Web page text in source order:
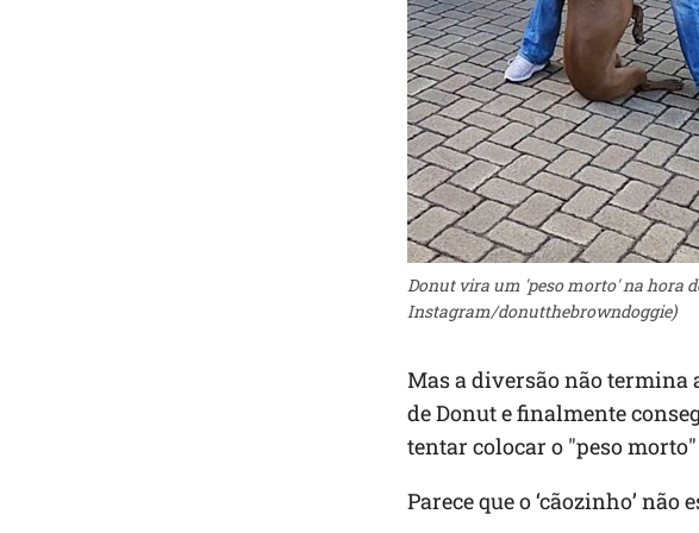
Donut vira um 'peso morto' na hora
Instagram/donutthebrowndoggie)
Mas a diversão não termina
de Donut e finalmente
tentar colocar o "peso
Parece que o ‘cãozinho’